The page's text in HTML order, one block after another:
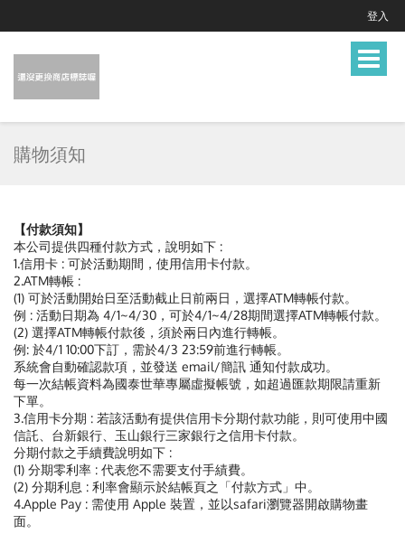
登入
Toggle
購物須知
【付款須知】
本公司提供四種付款方式，說明如下 :
1.信用卡 : 可於活動期間，使用信用卡付款。
2.ATM轉帳 :
(1) 可於活動開始日至活動截止日前兩日，選擇ATM轉帳付款。
例 : 活動日期為 4/1~4/30，可於4/1~4/28期間選擇ATM轉帳付款。
(2) 選擇ATM轉帳付款後，須於兩日內進行轉帳。
例: 於4/1 10:00下訂，需於4/3 23:59前進行轉帳。
系統會自動確認款項，並發送 email/簡訊 通知付款成功。
每一次結帳資料為國泰世華專屬虛擬帳號，如超過匯款期限請重新
下單。
3.信用卡分期 : 若該活動有提供信用卡分期付款功能，則可使用中國
信託、台新銀行、玉山銀行三家銀行之信用卡付款。
分期付款之手續費說明如下 :
(1) 分期零利率 : 代表您不需要支付手績費。
(2) 分期利息 : 利率會顯示於結帳頁之「付款方式」中。
4.Apple Pay : 需使用 Apple 裝置，並以safari瀏覽器開啟購物畫
面。